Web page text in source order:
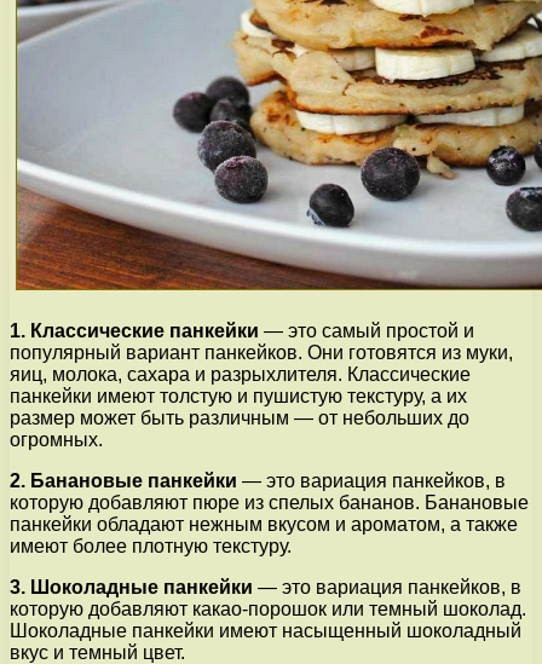
1. Классические панкейки — это самый простой и
популярный вариант панкейков. Они готовятся из муки,
яиц, молока, сахара и разрыхлителя. Классические
панкейки имеют толстую и пушистую текстуру, а их
размер может быть различным — от небольших до
огромных.
2. Банановые панкейки — это вариация панкейков, в
которую добавляют пюре из спелых бананов. Банановые
панкейки обладают нежным вкусом и ароматом, а также
имеют более плотную текстуру.
3. Шоколадные панкейки — это вариация панкейков, в
которую добавляют какао-порошок или темный шоколад.
Шоколадные панкейки имеют насыщенный шоколадный
вкус и темный цвет.